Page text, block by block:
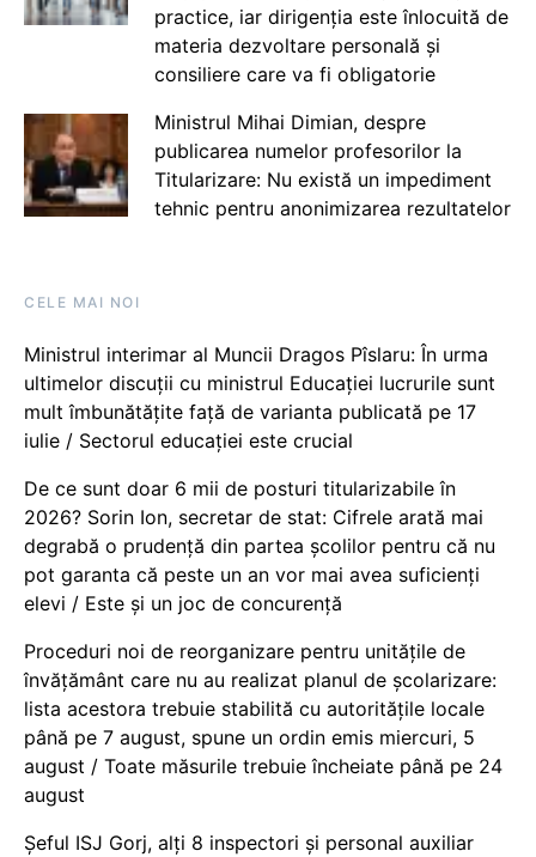
practice, iar dirigenția este înlocuită de
materia dezvoltare personală și
consiliere care va fi obligatorie
Ministrul Mihai Dimian, despre
publicarea numelor profesorilor la
Titularizare: Nu există un impediment
tehnic pentru anonimizarea rezultatelor
CELE MAI NOI
Ministrul interimar al Muncii Dragos Pîslaru: În urma
ultimelor discuții cu ministrul Educației lucrurile sunt
mult îmbunătățite față de varianta publicată pe 17
iulie / Sectorul educației este crucial
De ce sunt doar 6 mii de posturi titularizabile în
2026? Sorin Ion, secretar de stat: Cifrele arată mai
degrabă o prudență din partea școlilor pentru că nu
pot garanta că peste un an vor mai avea suficienți
elevi / Este și un joc de concurență
Proceduri noi de reorganizare pentru unitățile de
învățământ care nu au realizat planul de școlarizare:
lista acestora trebuie stabilită cu autoritățile locale
până pe 7 august, spune un ordin emis miercuri, 5
august / Toate măsurile trebuie încheiate până pe 24
august
Șeful ISJ Gorj, alți 8 inspectori și personal auxiliar